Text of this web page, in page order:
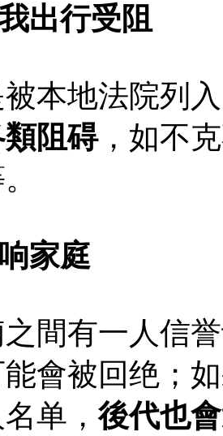
出行受阻
本地法院列
阻碍，如不
家庭
間有一人信
會被回绝；
单，後代也